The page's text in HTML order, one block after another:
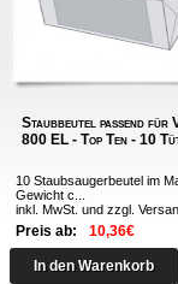
Staubbeutel passend
800 EL - Top Ten - 10
10 Staubsaugerbeutel im
Gewicht c...
inkl. MwSt. und zzgl.
Preis ab: 10,36€
In den Warenkorb